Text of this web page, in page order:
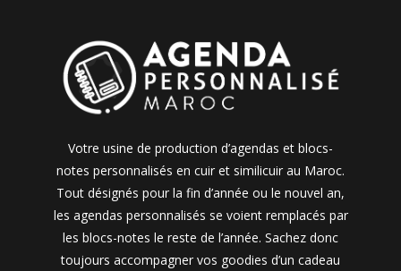
Votre usine de production d’agendas et blocs-
notes personnalisés en cuir et similicuir au Maroc.
Tout désignés pour la fin d’année ou le nouvel an,
les agendas personnalisés se voient remplacés par
les blocs-notes le reste de l’année. Sachez donc
toujours accompagner vos goodies d’un cadeau